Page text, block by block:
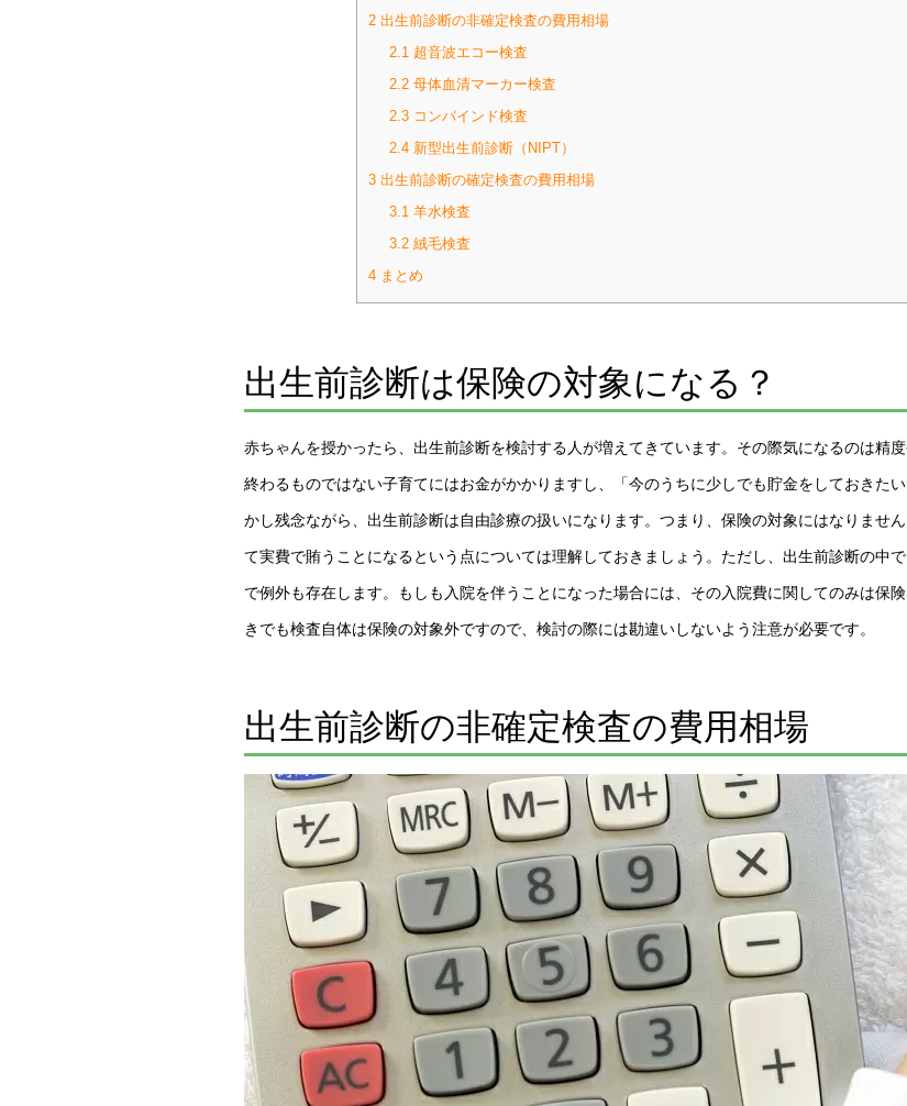
2出生前診断の非確定検査の費用相場
2.1 超音波エコー検査
2.2 母体血清マーカー検査
2.3 コンバインド検査
2.4 新型出生前診断（NIPT）
3出生前診断の確定検査の費用相場
3.1 羊水検査
3.2 絨毛検査
4まとめ
出生前診断は保険の対象になる？
赤ちゃんを授かったら、出生前診断を検討する人が増えてきています。その際気になるのは精
終わるものではない子育てにはお金がかかりますし、「今のうちに少しでも貯金をしておきた
かし残念ながら、出生前診断は自由診療の扱いになります。つまり、保険の対象にはなりませ
て実費で賄うことになるという点については理解しておきましょう。ただし、出生前診断の中
で例外も存在します。もしも入院を伴うことになった場合には、その入院費に関してのみは保
きでも検査自体は保険の対象外ですので、検討の際には勘違いしないよう注意が必要です。
出生前診断の非確定検査の費用相場